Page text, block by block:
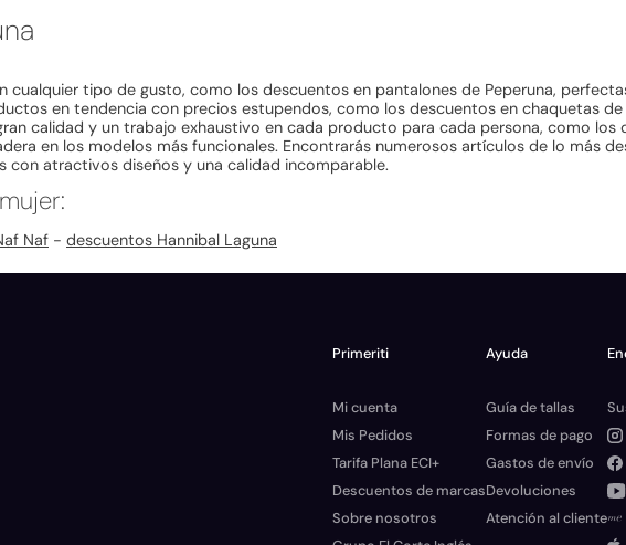
cualquier tipo de gusto, como los descuentos en pantalones de Peperuna,
en tendencia con precios estupendos, como los descuentos en chaquetas
calidad y un trabajo exhaustivo en cada producto para cada persona, como los
en los modelos más funcionales. Encontrarás numerosos artículos de lo más
atractivos diseños y una calidad incomparable.
Naf - descuentos Hannibal Laguna
Primeriti
Mi cuenta
Mis Pedidos
Tarifa Plana ECI+
Descuentos de marcas
Sobre nosotros
Ayuda
Guía de tallas
Formas de pago
Gastos de envío
Devoluciones
Atención al cliente